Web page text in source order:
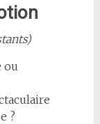
ou
?